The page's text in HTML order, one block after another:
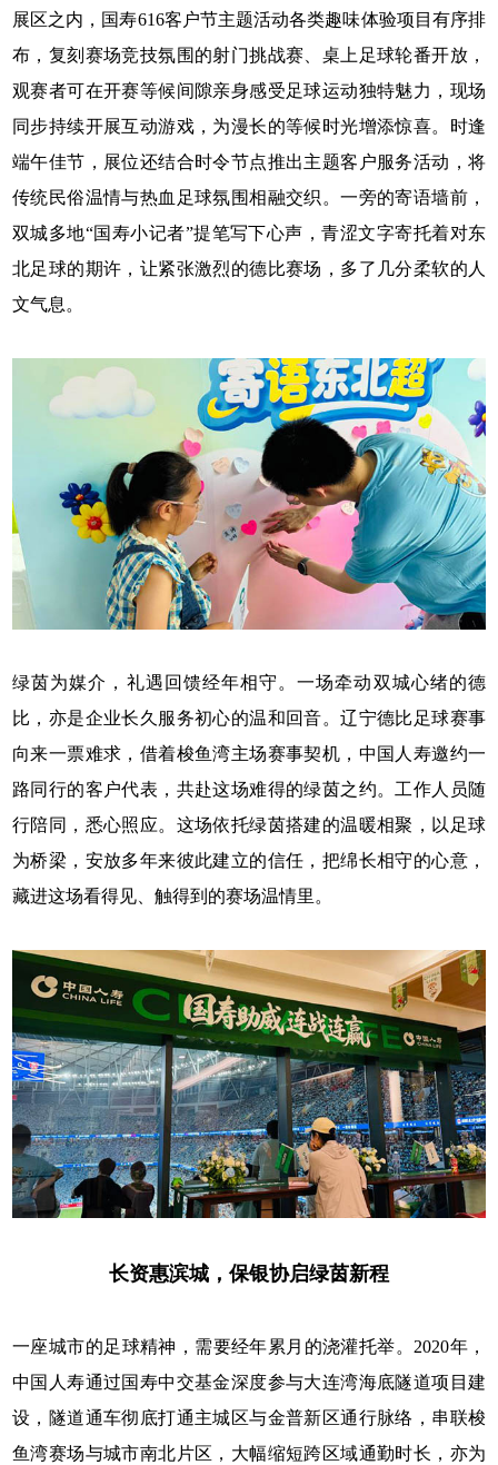
展区之内，国寿616客户节主题活动各类趣味体验项目有序排
布，复刻赛场竞技氛围的射门挑战赛、桌上足球轮番开放，
观赛者可在开赛等候间隙亲身感受足球运动独特魅力，现场
同步持续开展互动游戏，为漫长的等候时光增添惊喜。时逢
端午佳节，展位还结合时令节点推出主题客户服务活动，将
传统民俗温情与热血足球氛围相融交织。一旁的寄语墙前，
双城多地“国寿小记者”提笔写下心声，青涩文字寄托着对东
北足球的期许，让紧张激烈的德比赛场，多了几分柔软的人
文气息。
绿茵为媒介，礼遇回馈经年相守。一场牵动双城心绪的德
比，亦是企业长久服务初心的温和回音。辽宁德比足球赛事
向来一票难求，借着梭鱼湾主场赛事契机，中国人寿邀约一
路同行的客户代表，共赴这场难得的绿茵之约。工作人员随
行陪同，悉心照应。这场依托绿茵搭建的温暖相聚，以足球
为桥梁，安放多年来彼此建立的信任，把绵长相守的心意，
藏进这场看得见、触得到的赛场温情里。
长资惠滨城，保银协启绿茵新程
一座城市的足球精神，需要经年累月的浇灌托举。2020年，
中国人寿通过国寿中交基金深度参与大连湾海底隧道项目建
设，隧道通车彻底打通主城区与金普新区通行脉络，串联梭
鱼湾赛场与城市南北片区，大幅缩短跨区域通勤时长，亦为